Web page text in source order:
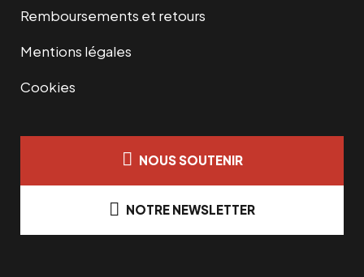
Remboursements et retours
Mentions légales
Cookies
NOUS SOUTENIR
NOTRE NEWSLETTER